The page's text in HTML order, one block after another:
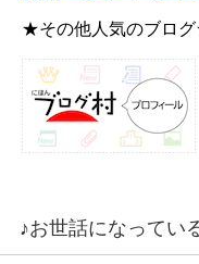
★その他人気のブロ
♪お世話になってい